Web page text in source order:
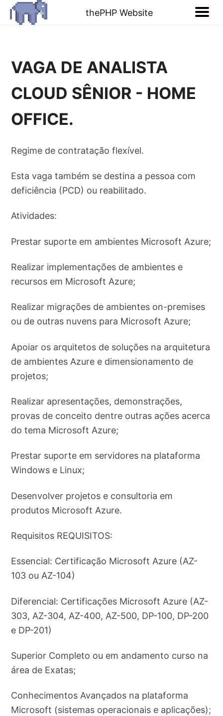
thePHP Website
VAGA DE ANALISTA
CLOUD SÊNIOR - HOME
OFFICE.
Regime de contratação flexível.
Esta vaga também se destina a pessoa com
deficiência (PCD) ou reabilitado.
Atividades:
Prestar suporte em ambientes Microsoft Azure;
Realizar implementações de ambientes e
recursos em Microsoft Azure;
Realizar migrações de ambientes on-premises
ou de outras nuvens para Microsoft Azure;
Apoiar os arquitetos de soluções na arquitetura
de ambientes Azure e dimensionamento de
projetos;
Realizar apresentações, demonstrações,
provas de conceito dentre outras ações acerca
do tema Microsoft Azure;
Prestar suporte em servidores na plataforma
Windows e Linux;
Desenvolver projetos e consultoria em
produtos Microsoft Azure.
Requisitos REQUISITOS:
Essencial: Certificação Microsoft Azure (AZ-
103 ou AZ-104)
Diferencial: Certificações Microsoft Azure (AZ-
303, AZ-304, AZ-400, AZ-500, DP-100, DP-200
e DP-201)
Superior Completo ou em andamento curso na
área de Exatas;
Conhecimentos Avançados na plataforma
Microsoft (sistemas operacionais e aplicações);